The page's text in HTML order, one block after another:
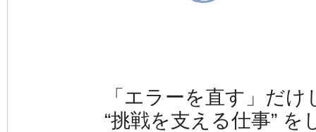
「エラーを直す」だ
“挑戦を支える仕事”